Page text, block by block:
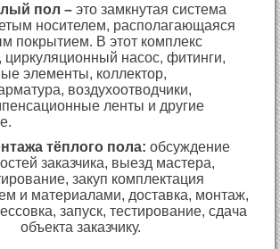
пол –это замкнутая система
носителем, располагающаяся
покрытием. В этот комплекс
циркуляционный насос, фитинги,
элементы, коллектор,
воздухоотводчики,
ленты и другие
тёплого пола: обсуждение
заказчика, выезд мастера,
закуп комплектация
и материалами, доставка, монтаж,
запуск, тестирование, сдача
объекта заказчику.